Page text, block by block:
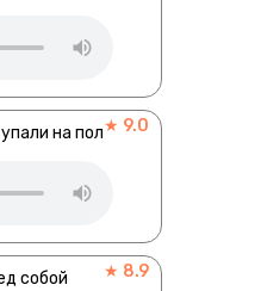
на пол★ 9.0
собой ★ 8.9